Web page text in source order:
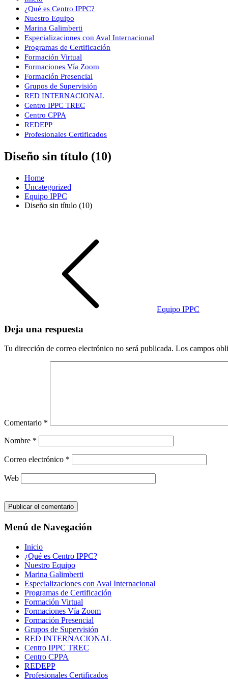
¿Qué es Centro IPPC?
Nuestro Equipo
Marina Galimberti
Especializaciones con Aval Internacional
Programas de Certificación
Formación Virtual
Formaciones Vía Zoom
Formación Presencial
Grupos de Supervisión
RED INTERNACIONAL
Centro IPPC TREC
Centro CPPA
REDEPP
Profesionales Certificados
Diseño sin título (10)
Home
Uncategorized
Equipo IPPC
Diseño sin título (10)
Equipo IPPC
Deja una respuesta
Tu dirección de correo electrónico no será publicada. Los campos
Comentario *
Nombre *
Correo electrónico *
Web
Menú de Navegación
Inicio
¿Qué es Centro IPPC?
Nuestro Equipo
Marina Galimberti
Especializaciones con Aval Internacional
Programas de Certificación
Formación Virtual
Formaciones Vía Zoom
Formación Presencial
Grupos de Supervisión
RED INTERNACIONAL
Centro IPPC TREC
Centro CPPA
REDEPP
Profesionales Certificados